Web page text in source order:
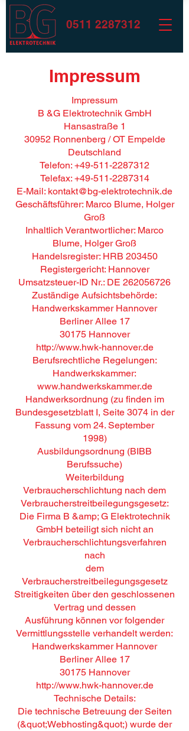
0511 2287312
Impressum
Impressum
B &G Elektrotechnik GmbH
Hansastraße 1
30952 Ronnenberg / OT Empelde
Deutschland
Telefon: +49-511-2287312
Telefax: +49-511-2287314
E-Mail: kontakt@bg-elektrotechnik.de
Geschäftsführer: Marco Blume, Holger
Groß
Inhaltlich Verantwortlicher: Marco
Blume, Holger Groß
Handelsregister: HRB 203450
Registergericht: Hannover
Umsatzsteuer-ID Nr.: DE 262056726
Zuständige Aufsichtsbehörde:
Handwerkskammer Hannover
Berliner Allee 17
30175 Hannover
http://www.hwk-hannover.de
Berufsrechtliche Regelungen:
Handwerkskammer:
www.handwerkskammer.de
Handwerksordnung (zu finden im
Bundesgesetzblatt I, Seite 3074 in der
Fassung vom 24. September
1998)
Ausbildungsordnung (BIBB
Berufssuche)
Weiterbildung
Verbraucherschlichtung nach dem
Verbraucherstreitbeilegungsgesetz:
Die Firma B &amp; G Elektrotechnik
GmbH beteiligt sich nicht an
Verbraucherschlichtungsverfahren
nach
dem
Verbraucherstreitbeilegungsgesetz
Streitigkeiten über den geschlossenen
Vertrag und dessen
Ausführung können vor folgender
Vermittlungsstelle verhandelt werden:
Handwerkskammer Hannover
Berliner Allee 17
30175 Hannover
http://www.hwk-hannover.de
Technische Details:
Die technische Betreuung der Seiten
(&quot;Webhosting&quot;) wurde der